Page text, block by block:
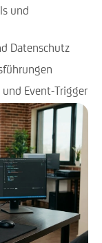
und
Datenschutz
Event-Trigger